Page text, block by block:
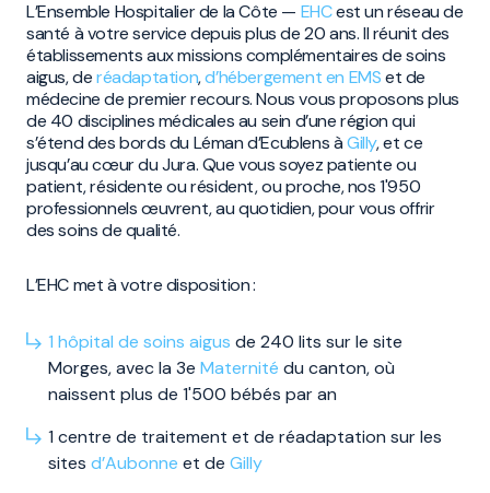
L’Ensemble Hospitalier de la Côte — EHCest un réseau de
santé à votre service depuis plus de 20 ans. Il réunit des
établissements aux missions complémentaires de soins
aigus, deréadaptation,d’hébergement en EMSet de
médecine de premier recours. Nous vous proposons plus
de 40 disciplines médicales au sein d’une région qui
s’étend des bords du Léman d’Ecublens àGilly, et ce
jusqu’au cœur du Jura. Que vous soyez patiente ou
patient, résidente ou résident, ou proche, nos 1'950
professionnels œuvrent, au quotidien, pour vous offrir
des soins de qualité.
L’EHC met à votre disposition :
1 hôpital de soins aigus de 240 lits sur le site
Morges, avec la 3e Maternité du canton, où
naissent plus de 1'500 bébés par an
1 centre de traitement et de réadaptation sur les
sites d’Aubonne et de Gilly